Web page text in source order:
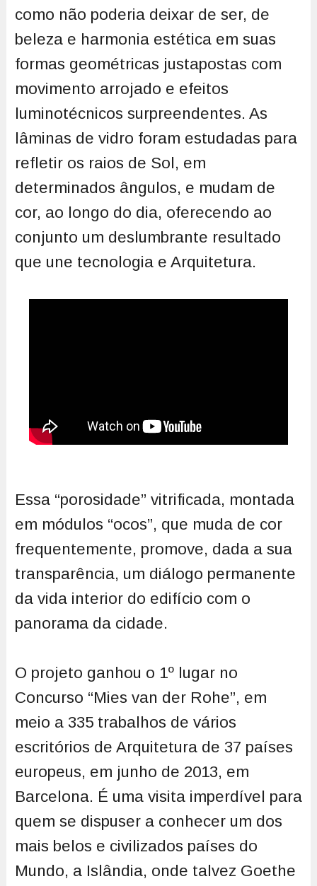
como não poderia deixar de ser, de
beleza e harmonia estética em suas
formas geométricas justapostas com
movimento arrojado e efeitos
luminotécnicos surpreendentes. As
lâminas de vidro foram estudadas para
refletir os raios de Sol, em
determinados ângulos, e mudam de
cor, ao longo do dia, oferecendo ao
conjunto um deslumbrante resultado
que une tecnologia e Arquitetura.
Essa “porosidade” vitrificada, montada
em módulos “ocos”, que muda de cor
frequentemente, promove, dada a sua
transparência, um diálogo permanente
da vida interior do edifício com o
panorama da cidade.
O projeto ganhou o 1º lugar no
Concurso “Mies van der Rohe”, em
meio a 335 trabalhos de vários
escritórios de Arquitetura de 37 países
europeus, em junho de 2013, em
Barcelona. É uma visita imperdível para
quem se dispuser a conhecer um dos
mais belos e civilizados países do
Mundo, a Islândia, onde talvez Goethe